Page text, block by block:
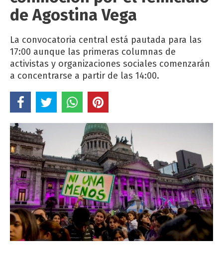
de Agostina Vega
La convocatoria central está pautada para las
17:00 aunque las primeras columnas de
activistas y organizaciones sociales comenzarán
a concentrarse a partir de las 14:00.